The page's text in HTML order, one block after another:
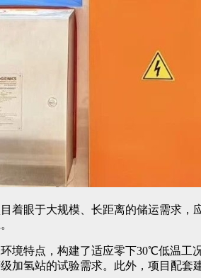
着眼于大规模、长距离的储运需求
境特点，构建了适应零下30℃低温
加氢站的试验需求。此外，项目配